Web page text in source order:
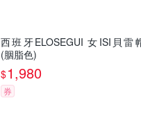
西班牙ELOSEGUI 女ISI貝雷
(胭脂色)
$1,980
券